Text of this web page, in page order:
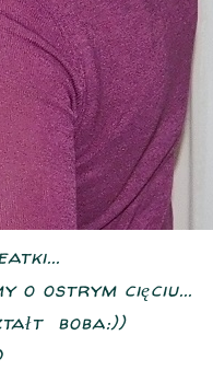
o ostrym cięciu...
boba:))